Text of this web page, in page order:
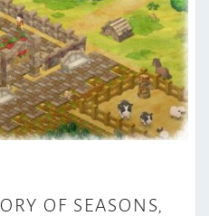
O
OF SEASONS,